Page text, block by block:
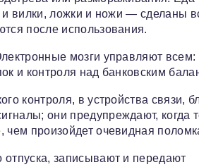
и вилки, ложки и ножи — сделаны
после использования.
мозги управляют всем:
и контроля над банковским
контроля, в устройства связи,
они предупреждают, когда
произойдет очевидная
отпуска, записывают и передают